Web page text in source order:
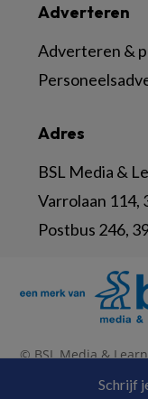
Adres
BSL Media &
Varrolaan 114,
Postbus 246,
Adverteren
Adverteren &
© BSL Media &
Schrijf
Nieuwsbrief